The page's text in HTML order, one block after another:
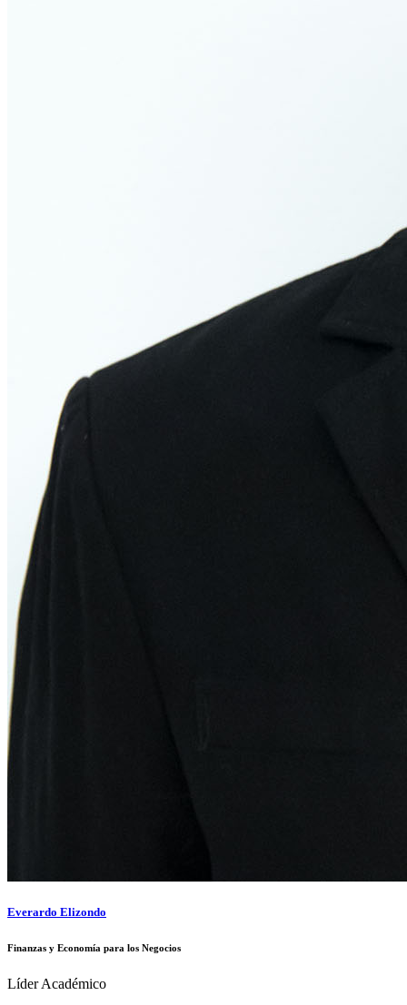
Everardo Elizondo
Finanzas y Economía para los Negocios
Líder Académico